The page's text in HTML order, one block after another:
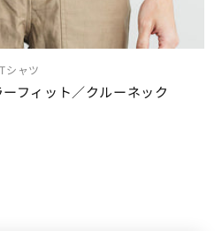
シャツ
フィット／クルーネック